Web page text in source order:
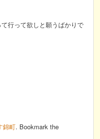
行って欲しと願うばかりで
錦町. Bookmark the